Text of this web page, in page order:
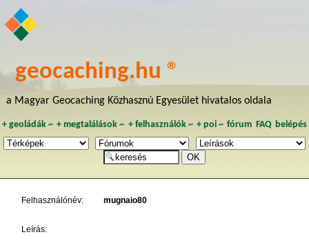
geocaching.hu ®
a Magyar Geocaching Közhasznú Egyesület hivatalos oldala
+ geoládák~ +megtalálások ~ + felhasználók~ + poi~ fórum FAQ belépés
Felhasználónév: mugnaio80
Leírás: